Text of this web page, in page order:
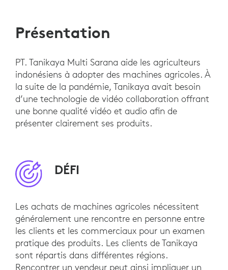
Présentation
PT. Tanikaya Multi Sarana aide les agriculteurs
indonésiens à adopter des machines agricoles. À
la suite de la pandémie, Tanikaya avait besoin
d’une technologie de vidéo collaboration offrant
une bonne qualité vidéo et audio afin de
présenter clairement ses produits.
DÉFI
Les achats de machines agricoles nécessitent
généralement une rencontre en personne entre
les clients et les commerciaux pour un examen
pratique des produits. Les clients de Tanikaya
sont répartis dans différentes régions.
Rencontrer un vendeur peut ainsi impliquer un